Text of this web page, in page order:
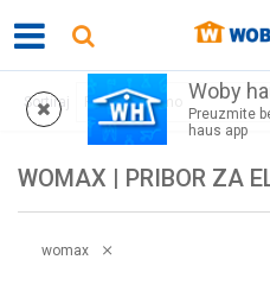
Woby
Preuzmite
haus app
WOBY KARTICA
WOMAX | PRIBOR ZA
Sortiraj
womax